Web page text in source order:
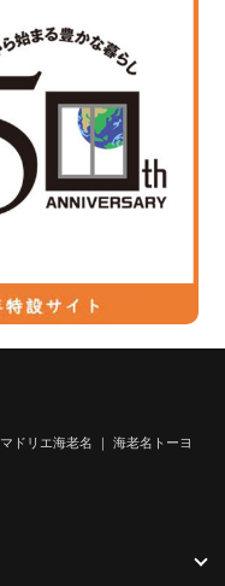
マドリエ海老名 ｜ 海老名トーヨ